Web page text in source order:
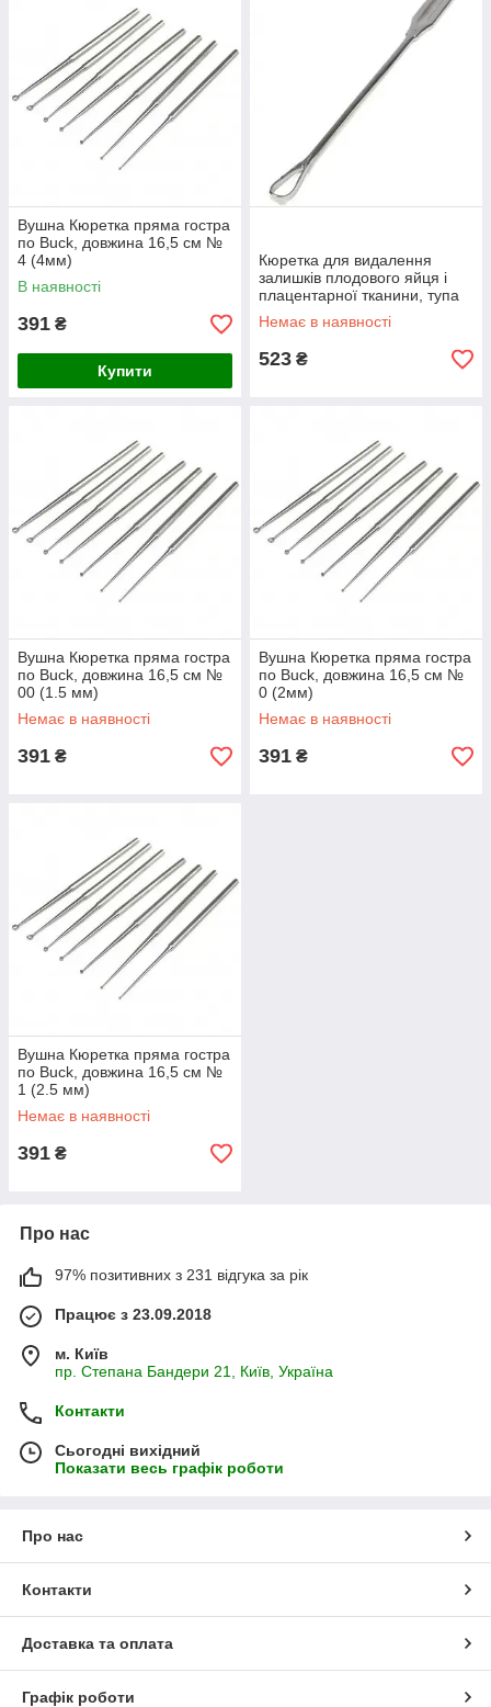
Вушна Кюретка пряма гостра
по Buck, довжина 16,5 см №
4 (4мм)
В наявності
391 ₴
Купити
Кюретка для видалення
залишків плодового яйця і
плацентарної тканини, тупа
№6 (12мм)
Немає в наявності
523 ₴
Вушна Кюретка пряма гостра
по Buck, довжина 16,5 см №
00 (1.5 мм)
Немає в наявності
391 ₴
Вушна Кюретка пряма гостра
по Buck, довжина 16,5 см №
0 (2мм)
Немає в наявності
391 ₴
Вушна Кюретка пряма гостра
по Buck, довжина 16,5 см №
1 (2.5 мм)
Немає в наявності
391 ₴
Про нас
97% позитивних з 231 відгука за рік
Працює з 23.09.2018
м. Київ
пр. Степана Бандери 21, Київ, Україна
Контакти
Сьогодні вихідний
Показати весь графік роботи
Про нас
Контакти
Доставка та оплата
Графік роботи